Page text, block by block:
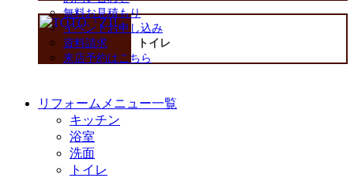
無料お見積もり
イベントお申し込み
資料請求
来店予約はこちら
トイレ
リフォームメニュー一覧
キッチン
浴室
洗面
トイレ